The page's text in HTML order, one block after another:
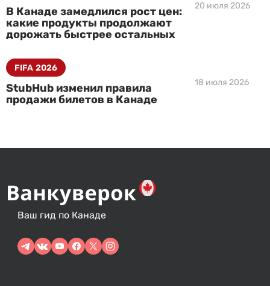
В Канаде замедлился рост цен:
какие продукты продолжают
дорожать быстрее остальных
20 июля 2026
StubHub изменил правила
продажи билетов в Канаде
18 июля 2026
FIFA 2026
Ваш гид по Канаде